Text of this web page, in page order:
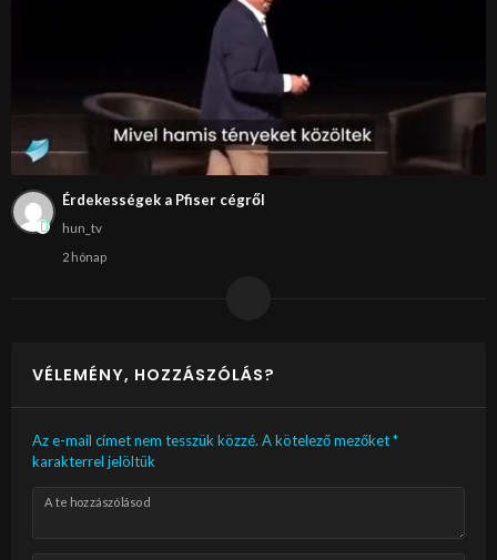
Érdekességek a Pfiser cégről
hun_tv
2 hónap
VÉLEMÉNY, HOZZÁSZÓLÁS?
Az e-mail címet nem tesszük közzé. A kötelező mezőket*
karakterrel jelöltük
A te hozzászólásod